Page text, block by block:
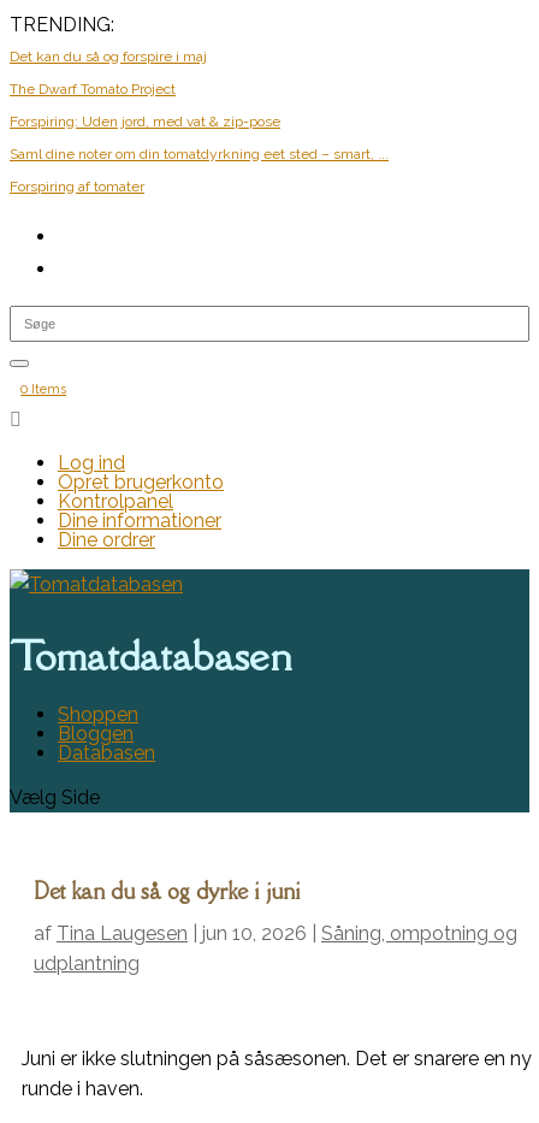
TRENDING:
Det kan du så og forspire i maj
The Dwarf Tomato Project
Forspiring: Uden jord, med vat & zip-pose
Saml dine noter om din tomatdyrkning eet sted – smart, ...
Forspiring af tomater
0 Items

Log ind
Opret brugerkonto
Kontrolpanel
Dine informationer
Dine ordrer
Tomatdatabasen
Shoppen
Bloggen
Databasen
Vælg Side
Det kan du så og dyrke i juni
af Tina Laugesen jun 10, 2026
Såning, ompotning og
udplantning
Juni er ikke slutningen på såsæsonen. Det er snarere en ny
runde i haven.